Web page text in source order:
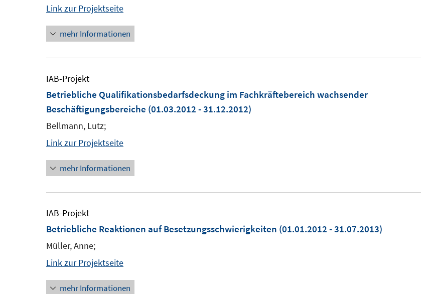
Link zur Projektseite
mehr Informationen
IAB-Projekt
Betriebliche Qualifikationsbedarfsdeckung im Fachkräftebereich wachsender
Beschäftigungsbereiche (01.03.2012 - 31.12.2012)
Bellmann, Lutz;
Link zur Projektseite
mehr Informationen
IAB-Projekt
Betriebliche Reaktionen auf Besetzungsschwierigkeiten (01.01.2012 - 31.07.2013)
Müller, Anne;
Link zur Projektseite
mehr Informationen